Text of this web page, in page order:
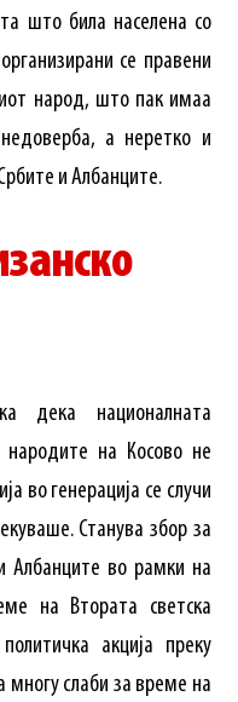
што била населена со
се правени
народ, што пак имаа
а неретко и
и Албанците.
дека националната
народите на Косово не
во генерација се случи
Станува збор за
Албанците во рамки на
на Втората светска
акција преку
многу слаби за време на